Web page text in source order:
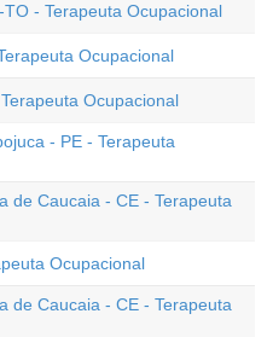
- Terapeuta Ocupacional
Ocupacional
Ocupacional
- PE - Terapeuta
de Caucaia - CE - Terapeuta
Ocupacional
de Caucaia - CE - Terapeuta